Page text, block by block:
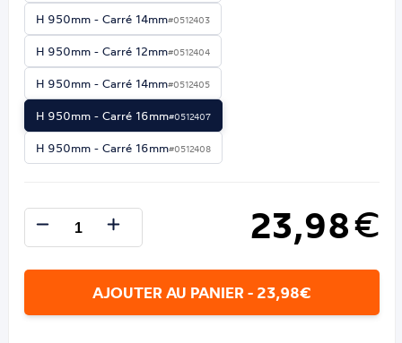
H 950mm - Carré 14mm#0512403
H 950mm - Carré 12mm#0512404
H 950mm - Carré 14mm#0512405
H 950mm - Carré 16mm#0512407
H 950mm - Carré 16mm#0512408
23,98€
AJOUTER AU PANIER - 23,98€